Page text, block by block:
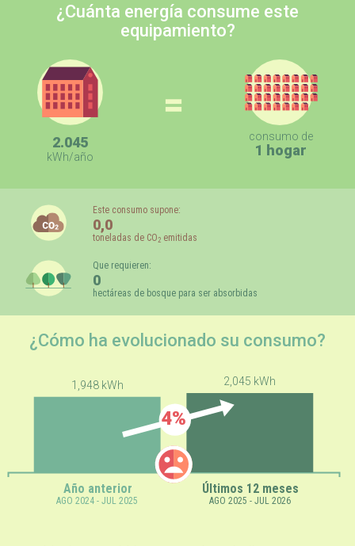
¿Cuánta energía consume este
equipamiento?
2.045
kWh/año
consumo de
1 hogar
Este consumo supone:
0,0
toneladas de CO2emitidas
Que requieren:
0
hectáreas de bosque para ser absorbidas
¿Cómo ha evolucionado su consumo?
Año anterior Últimos 12 meses
AGO 2024 - JUL 2025 AGO 2025 - JUL 2026
1,948 kWh 2,045 kWh
4%